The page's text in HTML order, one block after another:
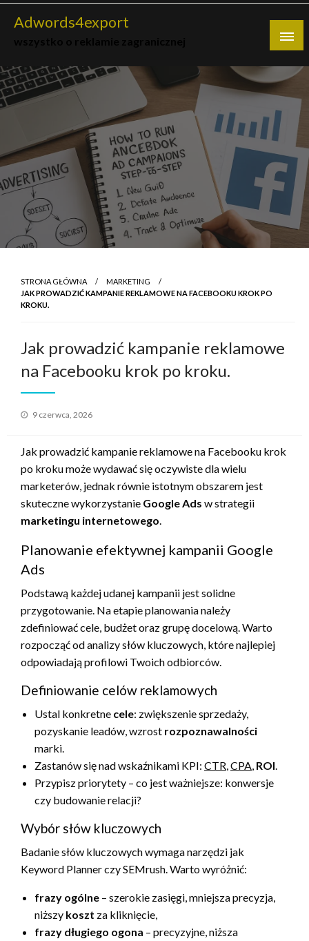
Skip
Adwords4export
STRONA GŁÓWNA
MARKETING
JAK PROWADZIĆ KAMPANIE REKLAMOWE NA FACEBOOKU KROK PO
KROKU.
Jak prowadzić kampanie reklamowe
na Facebooku krok po kroku.
Opublikowane
9 czerwca, 2026
Jak prowadzić kampanie reklamowe na Facebooku krok
po kroku może wydawać się oczywiste dla wielu
marketerów, jednak równie istotnym obszarem jest
skuteczne wykorzystanie Google Ads w strategii
marketingu internetowego.
Planowanie efektywnej kampanii Google
Ads
Podstawą każdej udanej kampanii jest solidne
przygotowanie. Na etapie planowania należy
zdefiniować cele, budżet oraz grupę docelową. Warto
rozpocząć od analizy słów kluczowych, które najlepiej
odpowiadają profilowi Twoich odbiorców.
Definiowanie celów reklamowych
Ustal konkretne cele: zwiększenie sprzedaży,
pozyskanie leadów, wzrost rozpoznawalności
marki.
Zastanów się nad wskaźnikami KPI: CTR,CPA, ROI.
Przypisz priorytety – co jest ważniejsze: konwersje
czy budowanie relacji?
Wybór słów kluczowych
Badanie słów kluczowych wymaga narzędzi jak
Keyword Planner czy SEMrush. Warto wyróżnić:
frazy ogólne – szerokie zasięgi, mniejsza precyzja,
niższy koszt za kliknięcie,
frazy długiego ogona – precyzyjne, niższa